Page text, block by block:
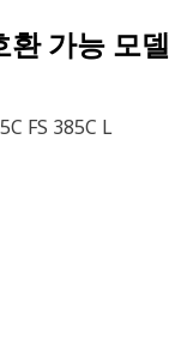
환 가능 모델
FS 385C L